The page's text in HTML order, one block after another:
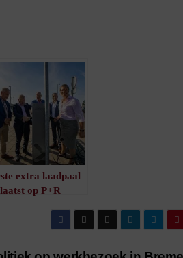
extra laadpaal
op P+R
minuut leestijd